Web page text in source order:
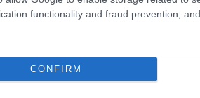
functionality and fraud prevention,
CONFIRM